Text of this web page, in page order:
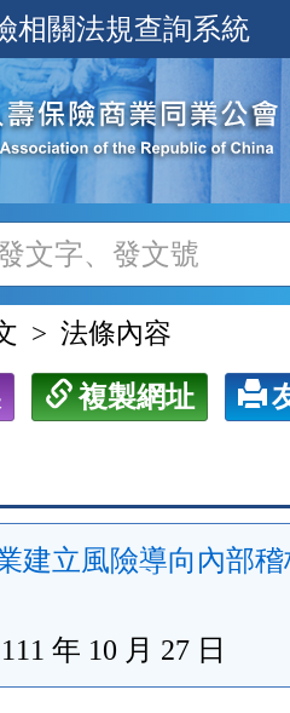
相關法規查詢系統
法條內容
複製網址
建立風險導向內部
年 10 月 27 日